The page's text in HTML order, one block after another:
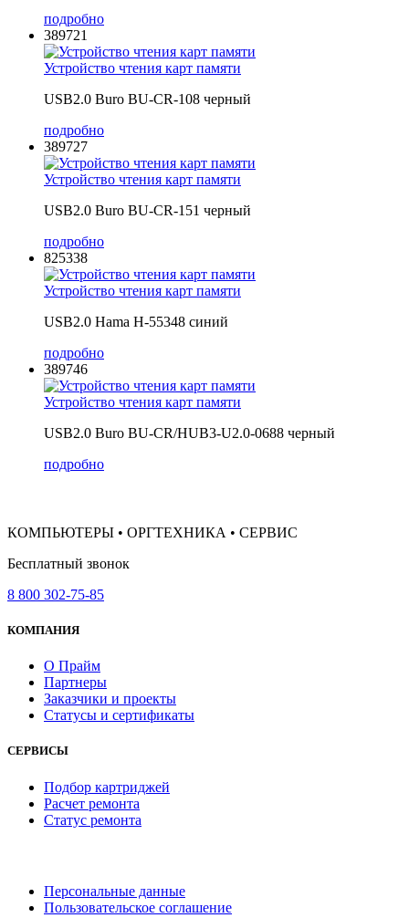
подробно
389721
Устройство чтения карт памяти
USB2.0 Buro BU-CR-108 черный
подробно
389727
Устройство чтения карт памяти
USB2.0 Buro BU-CR-151 черный
подробно
825338
Устройство чтения карт памяти
USB2.0 Hama H-55348 синий
подробно
389746
Устройство чтения карт памяти
USB2.0 Buro BU-CR/HUB3-U2.0-0688 черный
подробно
КОМПЬЮТЕРЫ • ОРГТЕХНИКА • СЕРВИС
Бесплатный звонок
8 800 302-75-85
КОМПАНИЯ
О Прайм
Партнеры
Заказчики и проекты
Статусы и сертификаты
СЕРВИСЫ
Подбор картриджей
Расчет ремонта
Статус ремонта
Персональные данные
Пользовательское соглашение